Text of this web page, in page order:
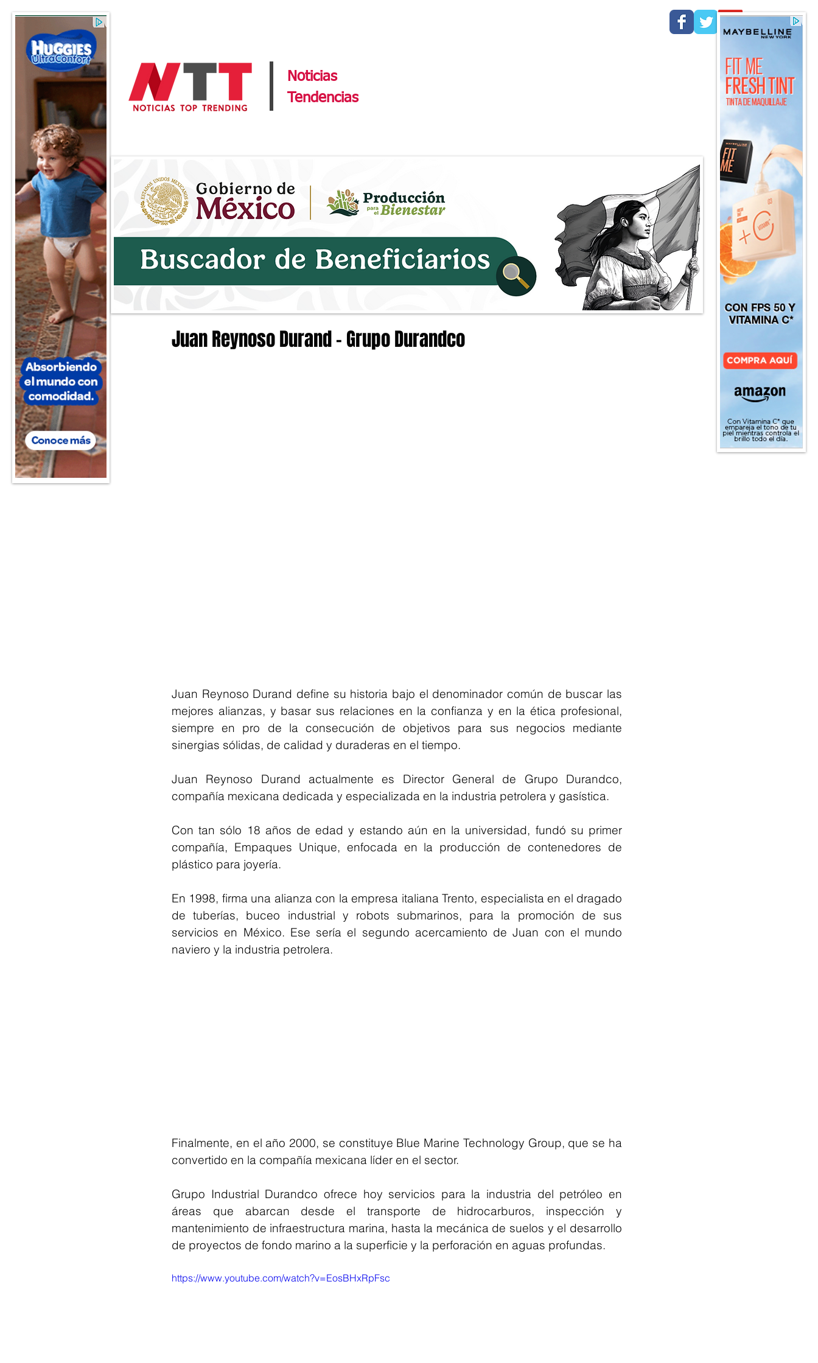
Noticias
Tendencias
Juan Reynoso Durand - Grupo Durandco
Juan Reynoso Durand define su historia bajo el denominador común de buscar las
mejores alianzas, y basar sus relaciones en la confianza y en la ética profesional,
siempre en pro de la consecución de objetivos para sus negocios mediante
sinergias sólidas, de calidad y duraderas en el tiempo.
Juan Reynoso Durand actualmente es Director General de Grupo Durandco,
compañía mexicana dedicada y especializada en la industria petrolera y gasística.
Con tan sólo 18 años de edad y estando aún en la universidad, fundó su primer
compañía, Empaques Unique, enfocada en la producción de contenedores de
plástico para joyería.
En 1998, firma una alianza con la empresa italiana Trento, especialista en el dragado
de tuberías, buceo industrial y robots submarinos, para la promoción de sus
servicios en México. Ese sería el segundo acercamiento de Juan con el mundo
naviero y la industria petrolera.
Finalmente, en el año 2000, se constituye Blue Marine Technology Group, que se ha
convertido en la compañía mexicana líder en el sector.
Grupo Industrial Durandco ofrece hoy servicios para la industria del petróleo en
áreas que abarcan desde el transporte de hidrocarburos, inspección y
mantenimiento de infraestructura marina, hasta la mecánica de suelos y el desarrollo
de proyectos de fondo marino a la superficie y la perforación en aguas profundas.
https://www.youtube.com/watch?v=EosBHxRpFsc